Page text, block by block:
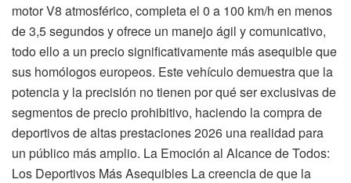
motor V8 atmosférico, completa el 0 a 100 km/h en menos
de 3,5 segundos y ofrece un manejo ágil y comunicativo,
todo ello a un precio significativamente más asequible que
sus homólogos europeos. Este vehículo demuestra que la
potencia y la precisión no tienen por qué ser exclusivas de
segmentos de precio prohibitivo, haciendo la compra de
deportivos de altas prestaciones 2026 una realidad para
un público más amplio. La Emoción al Alcance de Todos:
Los Deportivos Más Asequibles La creencia de que la